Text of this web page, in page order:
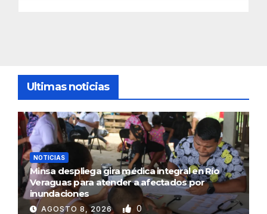
Ultimas noticias
NOTICIAS
Minsa despliega gira médica integral en Río
Veraguas para atender a afectados por
inundaciones
AGOSTO 8, 2026 0